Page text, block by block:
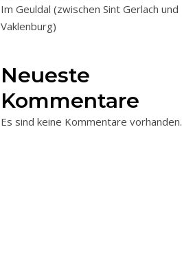
Im Geuldal (zwischen Sint Gerlach und
Vaklenburg)
Neueste
Kommentare
Es sind keine Kommentare vorhanden.